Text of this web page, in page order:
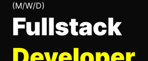
(M/W/D)
Fullstack